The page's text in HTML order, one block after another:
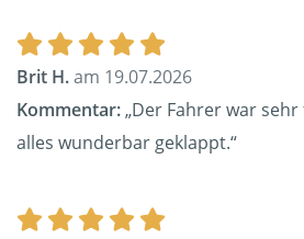
Brit H.am 19.07.2026
Kommentar:„Der Fahrer war
alles wunderbar geklappt.“